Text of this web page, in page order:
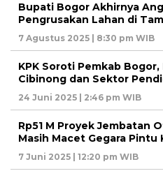
Bupati Bogor Akhirnya
Pengrusakan Lahan di
7 Agustus 2025 | 8:30 pm WIB
KPK Soroti Pemkab Bogor,
Cibinong dan Sektor
24 Juni 2025 | 2:46 pm WIB
Rp51 M Proyek Jembatan
Masih Macet Gegara Pintu
7 Juni 2025 | 12:20 pm WIB